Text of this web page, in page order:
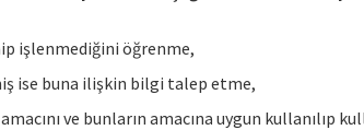
işlenmediğini öğrenme,
ise buna ilişkin bilgi talep etme,
ve bunların amacına uygun kullanılıp